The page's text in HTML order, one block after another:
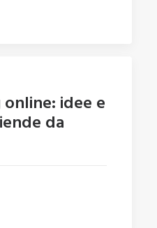
idee e
da